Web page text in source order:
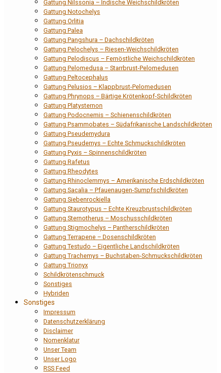
Gattung Nilssonia – Indische Weichschildkröten
Gattung Notochelys
Gattung Orlitia
Gattung Palea
Gattung Pangshura – Dachschildkröten
Gattung Pelochelys – Riesen-Weichschildkröten
Gattung Pelodiscus – Fernöstliche Weichschildkröten
Gattung Pelomedusa – Starrbrust-Pelomedusen
Gattung Peltocephalus
Gattung Pelusios – Klappbrust-Pelomedusen
Gattung Phrynops – Bärtige Krötenkopf-Schildkröten
Gattung Platysternon
Gattung Podocnemis – Schienenschildkröten
Gattung Psammobates – Südafrikanische Landschildkröten
Gattung Pseudemydura
Gattung Pseudemys – Echte Schmuckschildkröten
Gattung Pyxis – Spinnenschildkröten
Gattung Rafetus
Gattung Rheodytes
Gattung Rhinoclemmys – Amerikanische Erdschildkröten
Gattung Sacalia – Pfauenaugen-Sumpfschildkröten
Gattung Siebenrockiella
Gattung Staurotypus – Echte Kreuzbrustschildkröten
Gattung Sternotherus – Moschusschildkröten
Gattung Stigmochelys – Pantherschildkröten
Gattung Terrapene – Dosenschildkröten
Gattung Testudo – Eigentliche Landschildkröten
Gattung Trachemys – Buchstaben-Schmuckschildkröten
Gattung Trionyx
Schildkrötenschmuck
Sonstiges
Hybriden
Sonstiges
Impressum
Datenschutzerklärung
Disclaimer
Nomenklatur
Unser Team
Unser Logo
RSS Feed